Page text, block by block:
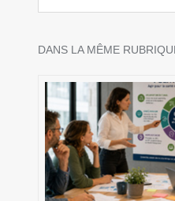
DANS LA MÊME